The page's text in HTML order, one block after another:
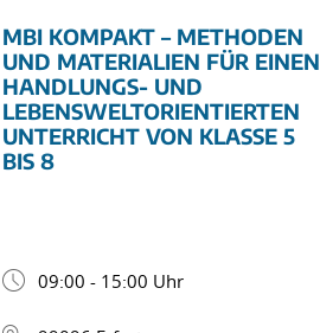
MBI KOMPAKT – METHODEN
UND MATERIALIEN FÜR EINEN
HANDLUNGS- UND
LEBENSWELTORIENTIERTEN
UNTERRICHT VON KLASSE 5
BIS 8
09:00 - 15:00 Uhr